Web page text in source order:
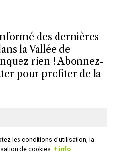
des dernières
la Vallée de
rien ! Abonnez-
pour profiter de la
les conditions d’utilisation, la
de cookies. + info